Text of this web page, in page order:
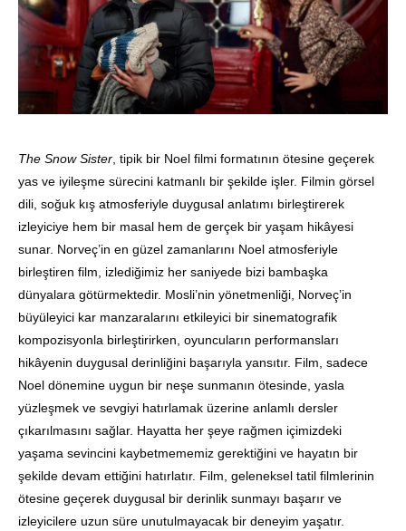
The Snow Sister , tipik bir Noel filmi formatının ötesine geçerek
yas ve iyileşme sürecini katmanlı bir şekilde işler. Filmin görsel
dili, soğuk kış atmosferiyle duygusal anlatımı birleştirerek
izleyiciye hem bir masal hem de gerçek bir yaşam hikâyesi
sunar. Norveç’in en güzel zamanlarını Noel atmosferiyle
birleştiren film, izlediğimiz her saniyede bizi bambaşka
dünyalara götürmektedir. Mosli’nin yönetmenliği, Norveç’in
büyüleyici kar manzaralarını etkileyici bir sinematografik
kompozisyonla birleştirirken, oyuncuların performansları
hikâyenin duygusal derinliğini başarıyla yansıtır. Film, sadece
Noel dönemine uygun bir neşe sunmanın ötesinde, yasla
yüzleşmek ve sevgiyi hatırlamak üzerine anlamlı dersler
çıkarılmasını sağlar. Hayatta her şeye rağmen içimizdeki
yaşama sevincini kaybetmememiz gerektiğini ve hayatın bir
şekilde devam ettiğini hatırlatır. Film, geleneksel tatil filmlerinin
ötesine geçerek duygusal bir derinlik sunmayı başarır ve
izleyicilere uzun süre unutulmayacak bir deneyim yaşatır.